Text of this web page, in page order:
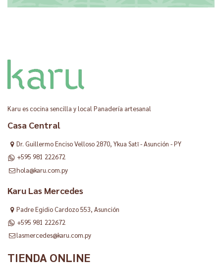
Karu es cocina sencilla y local Panadería artesanal
Casa Central
Dr. Guillermo Enciso Velloso 2870, Ykua Satĩ - Asunción - PY
+595 981 222672
hola@karu.com.py
Karu Las Mercedes
Padre Egidio Cardozo 553, Asunción
+595 981 222672
lasmercedes@karu.com.py
TIENDA ONLINE